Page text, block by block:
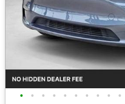
• • • • • • • • • •